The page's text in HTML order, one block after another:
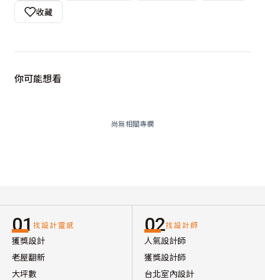
收藏
你可能想看
尚無相關專欄
01 找設計靈感
獲獎設計
老屋翻新
大坪數
02找設計師
人氣設計師
獲獎設計師
台北室內設計